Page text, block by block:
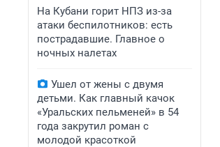
На Кубани горит НПЗ из-за
атаки беспилотников: есть
пострадавшие. Главное о
ночных налетах
Ушел от жены с двумя
детьми. Как главный качок
«Уральских пельменей» в 54
года закрутил роман с
молодой красоткой